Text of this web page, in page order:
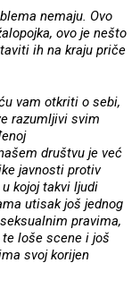
nemaju. Ovo
ovo je nešto
ih na kraju priče
vam otkriti o sebi,
razumljivi svim
društvu je već
javnosti protiv
kojoj takvi ljudi
utisak još jednog
pravima,
loše scene i još
svoj korijen